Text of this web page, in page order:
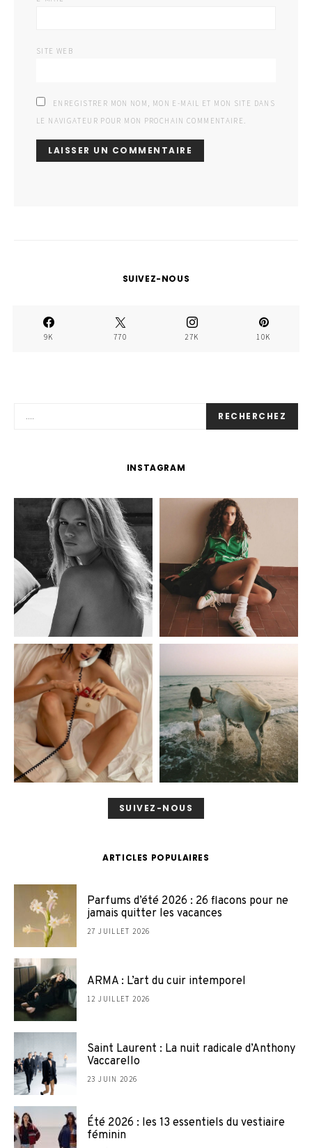
SITE WEB
ENREGISTRER MON NOM, MON E-MAIL ET MON SITE DANS
LE NAVIGATEUR POUR MON PROCHAIN COMMENTAIRE.
SUIVEZ-NOUS
9K 770 27K 10K
RECHERCHEZ
INSTAGRAM
SUIVEZ-NOUS
ARTICLES POPULAIRES
Parfums d’été 2026 : 26 flacons pour ne
jamais quitter les vacances
27 JUILLET 2026
ARMA : L’art du cuir intemporel
12 JUILLET 2026
Saint Laurent : La nuit radicale d’Anthony
Vaccarello
23 JUIN 2026
Été 2026 : les 13 essentiels du vestiaire
féminin